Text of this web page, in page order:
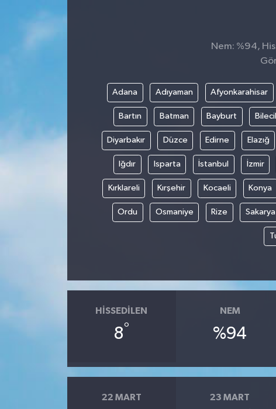
Nem: %94,
Adana Adıyaman Afyonkarahisar
Bartın Batman Bayburt
Diyarbakır Düzce Edirne Elazığ
Iğdır Isparta İstanbul İzmir
Kırklareli Kırşehir Kocaeli Konya
Ordu Osmaniye Rize Sakarya
HISSEDILEN
8°
NEM
%94
22 MART 23 MART